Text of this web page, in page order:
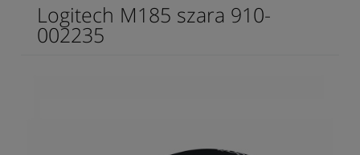
Logitech M185 szara 910-
002235